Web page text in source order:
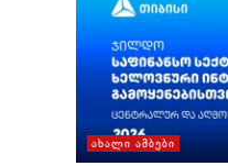
ᲐᲮᲐᲚᲘ ᲐᲛᲑᲔᲑᲘ